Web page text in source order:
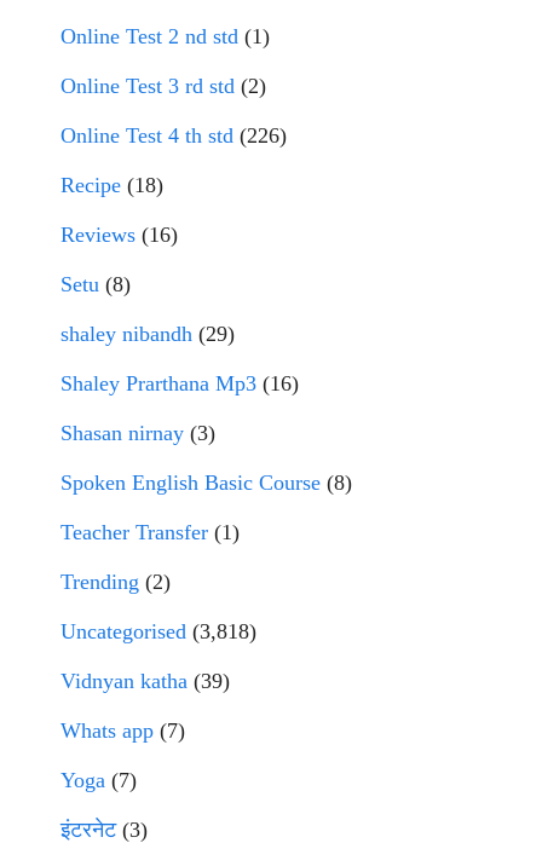
Online Test 2 nd std (1)
Online Test 3 rd std (2)
Online Test 4 th std (226)
Recipe (18)
Reviews (16)
Setu (8)
shaley nibandh (29)
Shaley Prarthana Mp3 (16)
Shasan nirnay (3)
Spoken English Basic Course (8)
Teacher Transfer (1)
Trending (2)
Uncategorised (3,818)
Vidnyan katha (39)
Whats app (7)
Yoga (7)
इंटरनेट(3)